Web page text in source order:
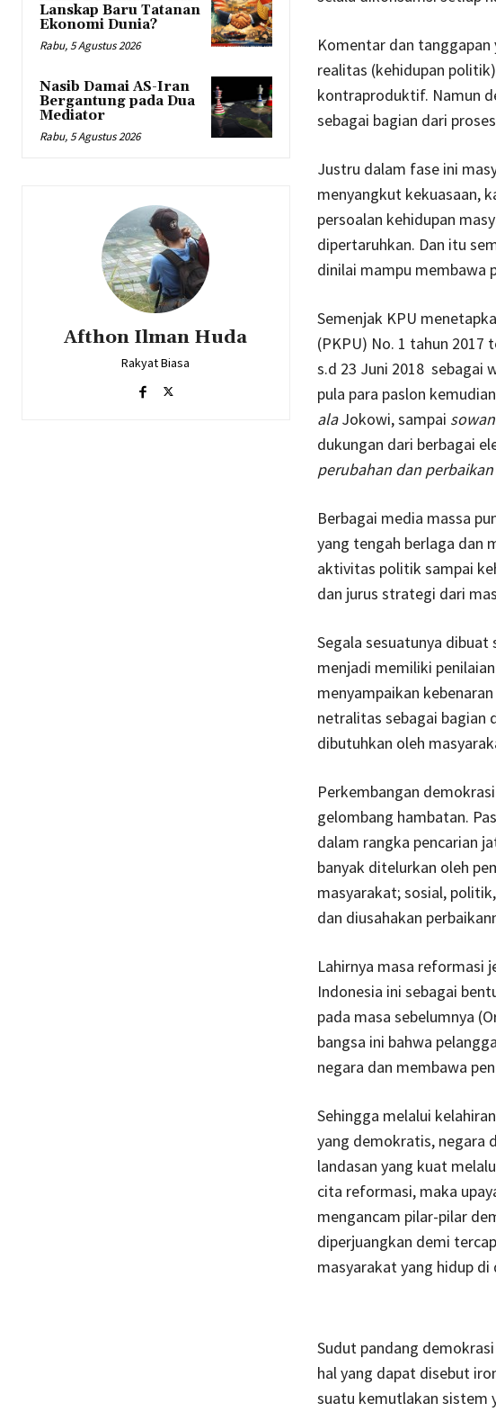
Lanskap Baru Tatanan
Ekonomi Dunia?
Rabu, 5 Agustus 2026
Nasib Damai AS-Iran
Bergantung pada Dua
Mediator
Rabu, 5 Agustus 2026
Afthon Ilman Huda
Rakyat Biasa
Komentar dan
realitas (kehidupan
kontraproduktif. Namun
sebagai bagian dari
Justru dalam fase ini
menyangkut kekuasaan,
persoalan kehidupan
dipertaruhkan. Dan itu
dinilai mampu membawa
Semenjak KPU
(PKPU) No. 1 tahun 2017
s.d 23 Juni 2018 sebagai
pula para paslon
alaJokowi, sampai sowan
dukungan dari berbagai
perubahan dan
Berbagai media massa
yang tengah berlaga dan
aktivitas politik sampai
dan jurus strategi dari
Segala sesuatunya
menjadi memiliki
menyampaikan
netralitas sebagai bagian
dibutuhkan oleh
Perkembangan
gelombang hambatan.
dalam rangka pencarian
banyak ditelurkan oleh
masyarakat; sosial,
dan diusahakan
Lahirnya masa reformasi
Indonesia ini sebagai
pada masa sebelumnya
bangsa ini bahwa
negara dan membawa
Sehingga melalui
yang demokratis, negara
landasan yang kuat
cita reformasi, maka
mengancam pilar-pilar
diperjuangkan demi
masyarakat yang hidup di
Sudut pandang
hal yang dapat disebut
suatu kemutlakan sistem